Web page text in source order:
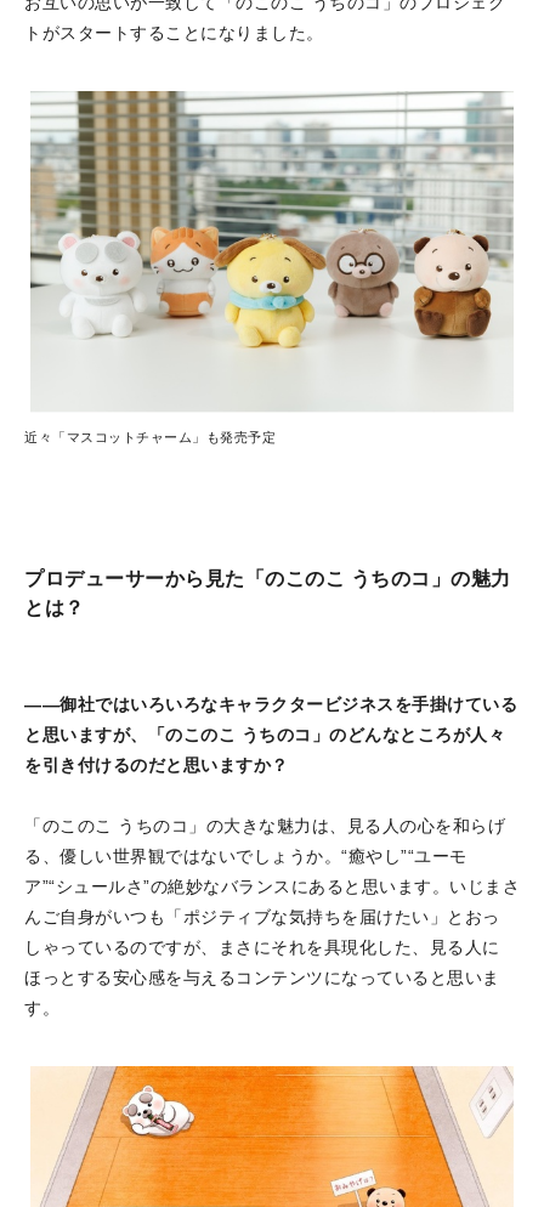
トがスタートすることになりました。
近々「マスコットチャーム」も発売予定
プロデューサーから見た「のこのこ うちのコ」の魅力
とは？
――御社ではいろいろなキャラクタービジネスを手掛けている
と思いますが、「のこのこ うちのコ」のどんなところが人々
を引き付けるのだと思いますか？
「のこのこ うちのコ」の大きな魅力は、見る人の心を和らげ
る、優しい世界観ではないでしょうか。“癒やし”“ユーモ
ア”“シュールさ”の絶妙なバランスにあると思います。いじまさ
んご自身がいつも「ポジティブな気持ちを届けたい」とおっ
しゃっているのですが、まさにそれを具現化した、見る人に
ほっとする安心感を与えるコンテンツになっていると思いま
す。